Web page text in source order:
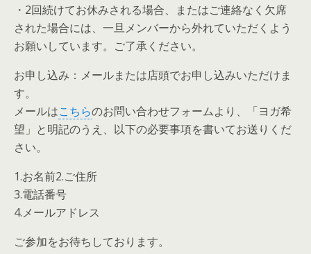
・2回続けてお休みされる場合、またはご連絡なく欠席
された場合には、一旦メンバーから外れていただくよう
お願いしています。ご了承ください。
お申し込み：メールまたは店頭でお申し込みいただけま
す。
メールはこちらのお問い合わせフォームより、「ヨガ希
望」と明記のうえ、以下の必要事項を書いてお送りくだ
さい。
1.お名前2.ご住所
3.電話番号
4.メールアドレス
ご参加をお待ちしております。